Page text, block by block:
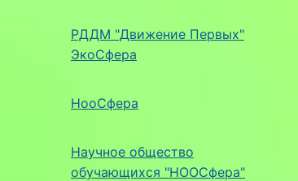
РДДМ "Движение Первых"
ЭкоСфера
НооСфера
Научное общество
обучающихся "НООСфера"